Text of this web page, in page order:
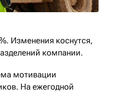
Изменения коснутся,
компании.
мотивации
На ежегодной